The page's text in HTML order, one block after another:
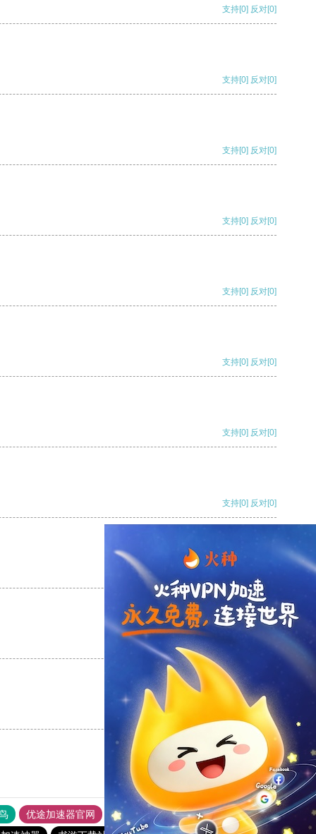
支持[0] 反对[0]
支持[0] 反对[0]
支持[0] 反对[0]
支持[0] 反对[0]
支持[0] 反对[0]
支持[0] 反对[0]
支持[0] 反对[0]
支持[0] 反对[0]
反对
反对[0]
优途加速器官网 风驰加速器 旋风加速器
八戒看书